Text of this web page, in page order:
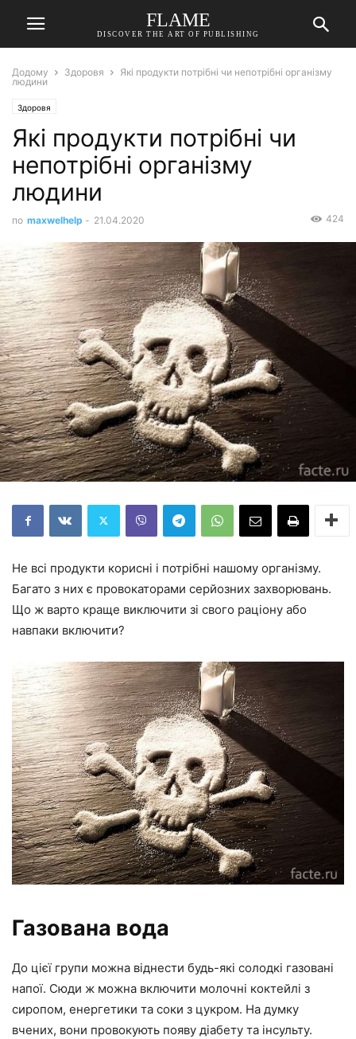
FLAME
DISCOVER THE ART OF PUBLISHING
Додому Здоровя
Які продукти потрібні чи непотрібні організму
людини
Здоровя
Які продукти потрібні чи
непотрібні організму
людини
по maxwelhelp - 21.04.2020 424
Не всі продукти корисні і потрібні нашому організму.
Багато з них є провокаторами серйозних захворювань.
Що ж варто краще виключити зі свого раціону або
навпаки включити?
Газована вода
До цієї групи можна віднести будь-які солодкі газовані
напої. Сюди ж можна включити молочні коктейлі з
сиропом, енергетики та соки з цукром. На думку
вчених, вони провокують появу діабету та інсульту.